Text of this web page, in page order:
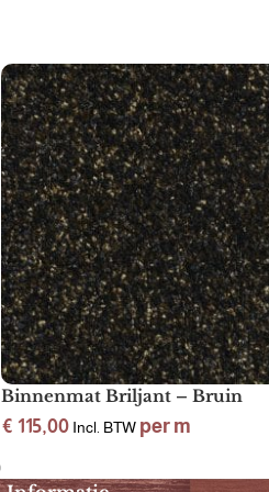
Binnenmat Briljant – Bruin
€ 115,00 Incl. BTW per m